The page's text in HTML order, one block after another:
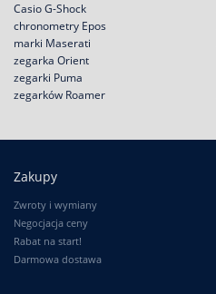
Casio G-Shock
chronometry Epos
marki Maserati
zegarka Orient
zegarki Puma
zegarków Roamer
Zakupy
Zwroty i wymiany
Negocjacja ceny
Rabat na start!
Darmowa dostawa